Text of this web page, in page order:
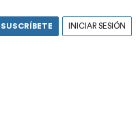
SUSCRÍBETE INICIAR SESIÓN